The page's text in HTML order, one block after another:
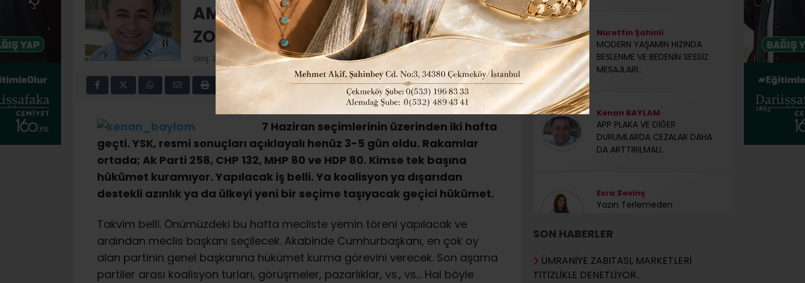
AMA HÜKÜMET İŞİ ZOR DOSTUM
ZOR…
Giriş: 22-06-2015 13:49 Güncelleme: 22-06-2015 14:06
- +
7 Haziran seçimlerinin üzerinden iki hafta
geçti. YSK, resmi sonuçları açıklayalı henüz 3-5 gün oldu. Rakamlar
ortada; Ak Parti 258, CHP 132, MHP 80 ve HDP 80. Kimse tek başına
hükümet kuramıyor. Yapılacak iş belli. Ya koalisyon ya dışarıdan
destekli azınlık ya da ülkeyi yeni bir seçime taşıyacak geçici hükümet.
Takvim belli. Önümüzdeki bu hafta mecliste yemin töreni yapılacak ve
ardından meclis başkanı seçilecek. Akabinde Cumhurbaşkanı, en çok oy
alan partinin genel başkanına hükümet kurma görevini verecek. Son aşama
partiler arası koalisyon turları, görüşmeler, pazarlıklar, vs., vs… Hal böyle
Nurettin Şahinli
MODERN YAŞAMIN HIZINDA
BESLENME VE BEDENİN SESSİZ
MESAJLARI..
Kenan BAYLAM
APP PLAKA VE DİĞER
DURUMLARDA CEZALAR DAHA
DA ARTTIRILMALI..
Esra Sevinç
Yazın Terlemeden
Kazanalım!
Dr. N. Linda Fraim
SON HABERLER
ÜMRANİYE ZABITASI, MARKETLERİ
TİTİZLİKLE DENETLİYOR..